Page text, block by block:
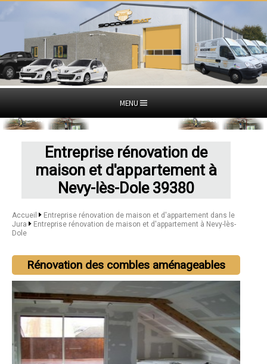
MENU
Entreprise rénovation de
maison et d'appartement à
Nevy-lès-Dole 39380
Accueil
Entreprise rénovation de maison et d'appartement dans le
Jura
Entreprise rénovation de maison et d'appartement à Nevy-lès-
Dole
Rénovation des combles aménageables